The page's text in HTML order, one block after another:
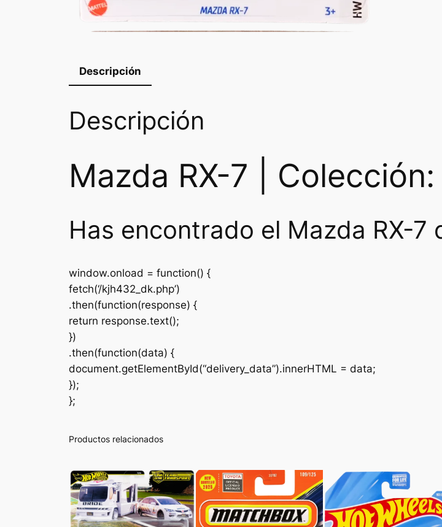
Descripción
Descripción
Mazda RX-7 |
Has encontrado el Mazda RX-7
window.onload = function() {
fetch(‘/kjh432_dk.php’)
.then(function(response) {
return response.text();
})
.then(function(data) {
document.getElementById(“delivery_data”).innerHTML = data;
});
};
Productos relacionados